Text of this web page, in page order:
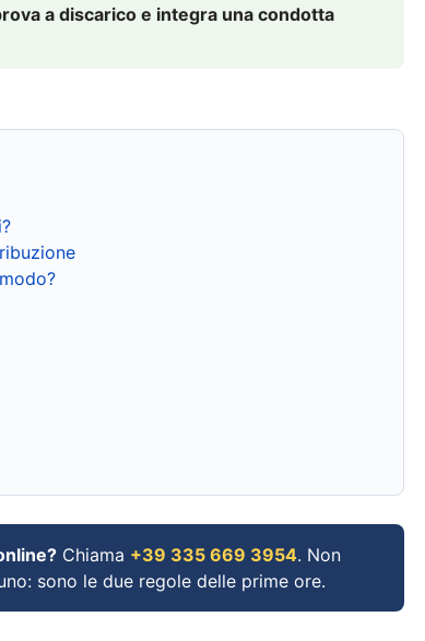
a discarico e integra una condotta
Chiama +39 335 669 3954. Non
sono le due regole delle prime ore.